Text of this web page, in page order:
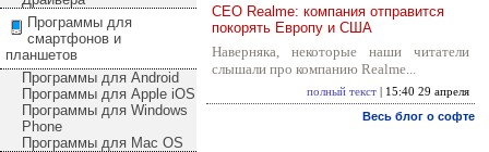
Программы для
смартфонов и
планшетов
Программы для Android
Программы для Apple iOS
Программы для Windows
Phone
Программы для Mac OS
CEO Realme: компания отправится
покорять Европу и США
Наверняка, некоторые наши читатели
слышали про компанию Realme...
полный текст | 15:40 29 апреля
Весь блог о софте